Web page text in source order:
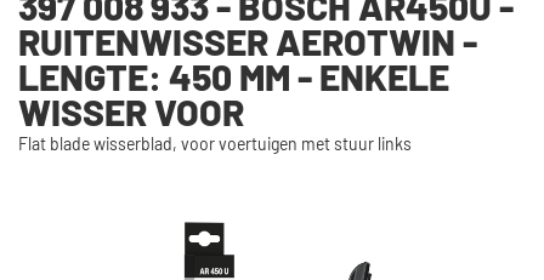
397 008 933 - BOSCH AR450U -
RUITENWISSER AEROTWIN -
LENGTE: 450 MM - ENKELE
WISSER VOOR
Flat blade wisserblad, voor voertuigen met stuur links